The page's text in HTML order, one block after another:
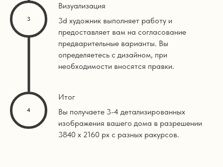
Визуализация
3d художник выполняет работу и
предоставляет вам на согласование
предварительные варианты. Вы
определяетесь с дизайном, при
необходимости вносятся правки.
Итог
Вы получаете 3-4 детализированных
изображения вашего дома в разрешении
3840 х 2160 px с разных ракурсов.